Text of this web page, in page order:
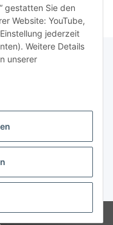
gestatten Sie den
Website: YouTube,
jederzeit
Weitere Details
unserer